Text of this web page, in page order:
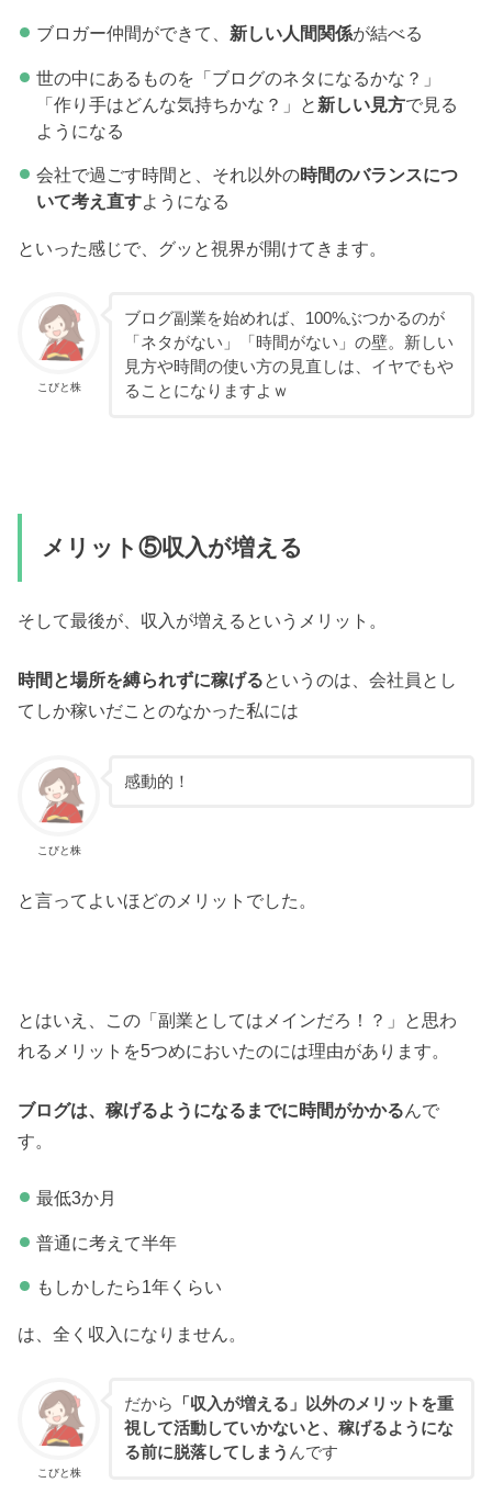
ブロガー仲間ができて、 新しい人間関係が結べる
世の中にあるものを「ブログのネタになるかな？」
「作り手はどんな気持ちかな？」と 新しい見方で見る
ようになる
会社で過ごす時間と、それ以外の時間のバランスにつ
いて考え直すようになる
といった感じで、グッと視界が開けてきます。
こびと株
ブログ副業を始めれば、100%ぶつかるのが
「ネタがない」「時間がない」の壁。新しい
見方や時間の使い方の見直しは、イヤでもや
ることになりますよｗ
メリット⑤収入が増える
そして最後が、収入が増えるというメリット。
時間と場所を縛られずに稼げるというのは、会社員とし
てしか稼いだことのなかった私には
こびと株
感動的！
と言ってよいほどのメリットでした。
とはいえ、この「副業としてはメインだろ！？」と思わ
れるメリットを5つめにおいたのには理由があります。
ブログは、稼げるようになるまでに時間がかかるんで
す。
最低3か月
普通に考えて半年
もしかしたら1年くらい
は、全く収入になりません。
こびと株
だから
「収入が増える」以外のメリットを重
視して活動していかないと、稼げるようにな
る前に脱落してしまう んです